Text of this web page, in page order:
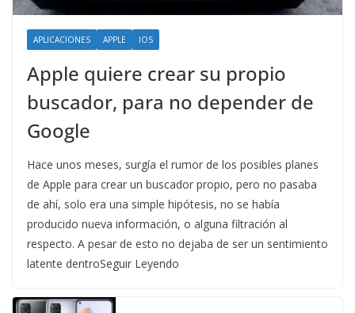
APLICACIONES APPLE IOS
Apple quiere crear su propio
buscador, para no depender de
Google
Hace unos meses, surgía el rumor de los posibles planes
de Apple para crear un buscador propio, pero no pasaba
de ahí, solo era una simple hipótesis, no se había
producido nueva información, o alguna filtración al
respecto. A pesar de esto no dejaba de ser un sentimiento
latente dentroSeguir Leyendo